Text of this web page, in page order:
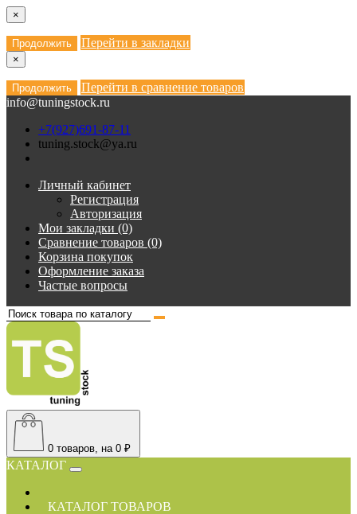
×
Продолжить Перейти в закладки
×
Продолжить
Перейти в сравнение товаров
info@tuningstock.ru
+7(927)691-87-11
tuning.stock@ya.ru
Личный кабинет
Регистрация
Авторизация
Мои закладки (0)
Сравнение товаров (0)
Корзина покупок
Оформление заказа
Частые вопросы
0 товаров, на 0 ₽
КАТАЛОГ
КАТАЛОГ ТОВАРОВ